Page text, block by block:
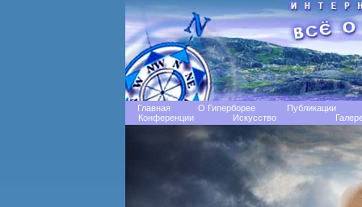
Главная О Гиперборее
Публикации
Конференции
Искусство